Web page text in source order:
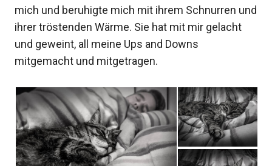
mich und beruhigte mich mit ihrem Schnurren und
ihrer tröstenden Wärme. Sie hat mit mir gelacht
und geweint, all meine Ups and Downs
mitgemacht und mitgetragen.